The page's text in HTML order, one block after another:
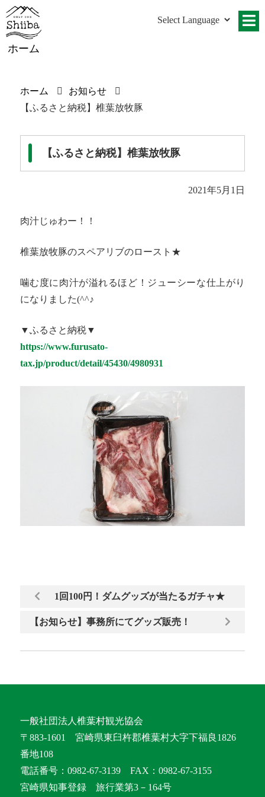
ホーム
ホーム
お知らせ
【ふるさと納税】椎葉放牧豚
【ふるさと納税】椎葉放牧豚
2021年5月1日
肉汁じゅわー！！
椎葉放牧豚のスペアリブのロースト★
噛む度に肉汁が溢れるほど！ジューシーな仕上がり
になりました(^^♪
▼ふるさと納税▼
https://www.furusato-
tax.jp/product/detail/45430/4980931
1回100円！ダムグッズが当たるガチャ★
【お知らせ】事務所にてグッズ販売！
一般社団法人椎葉村観光協会
〒883-1601 宮崎県東臼杵郡椎葉村大字下福良1826
番地108
電話番号：0982-67-3139 FAX：0982-67-3155
宮崎県知事登録 旅行業第3－164号